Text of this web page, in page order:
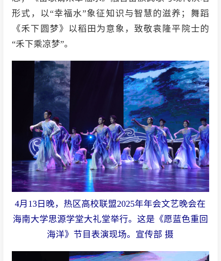
形式，以“幸福水”象征知识与智慧的滋养；舞蹈
《禾下圆梦》以稻田为意象，致敬袁隆平院士的
“禾下乘凉梦”。
4月13日晚，热区高校联盟2025年年会文艺晚会在
海南大学思源学堂大礼堂举行。这是《愿蓝色重回
海洋》节目表演现场。宣传部 摄